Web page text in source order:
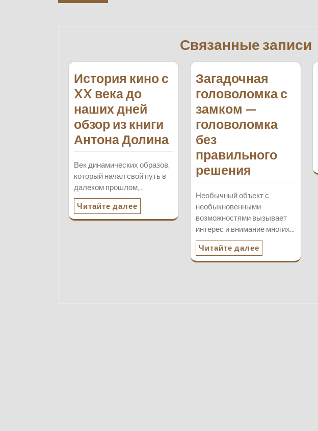
Связанные записи
История кино с
XX века до
наших дней
обзор из книги
Антона Долина
Век динамических образов,
который начал свой путь в
далеком прошлом,…
Читайте далее
Загадочная
головоломка с
замком —
головоломка
без
правильного
решения
Необычный объект с
необыкновенными
возможностями вызывает
интерес и внимание многих…
Читайте далее